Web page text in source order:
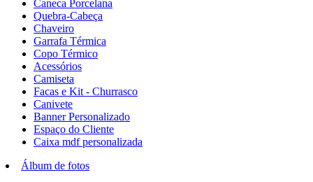
Caneca Porcelana
Quebra-Cabeça
Chaveiro
Garrafa Térmica
Copo Térmico
Acessórios
Camiseta
Facas e Kit - Churrasco
Canivete
Banner Personalizado
Espaço do Cliente
Caixa mdf personalizada
Álbum de fotos